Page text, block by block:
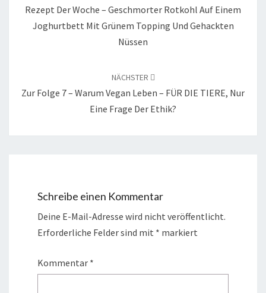
Rezept Der Woche – Geschmorter Rotkohl Auf Einem
Joghurtbett Mit Grünem Topping Und Gehackten
Nüssen
NÄCHSTER
Zur Folge 7 – Warum Vegan Leben – FÜR DIE TIERE, Nur
Eine Frage Der Ethik?
Schreibe einen Kommentar
Deine E-Mail-Adresse wird nicht veröffentlicht.
Erforderliche Felder sind mit * markiert
Kommentar *